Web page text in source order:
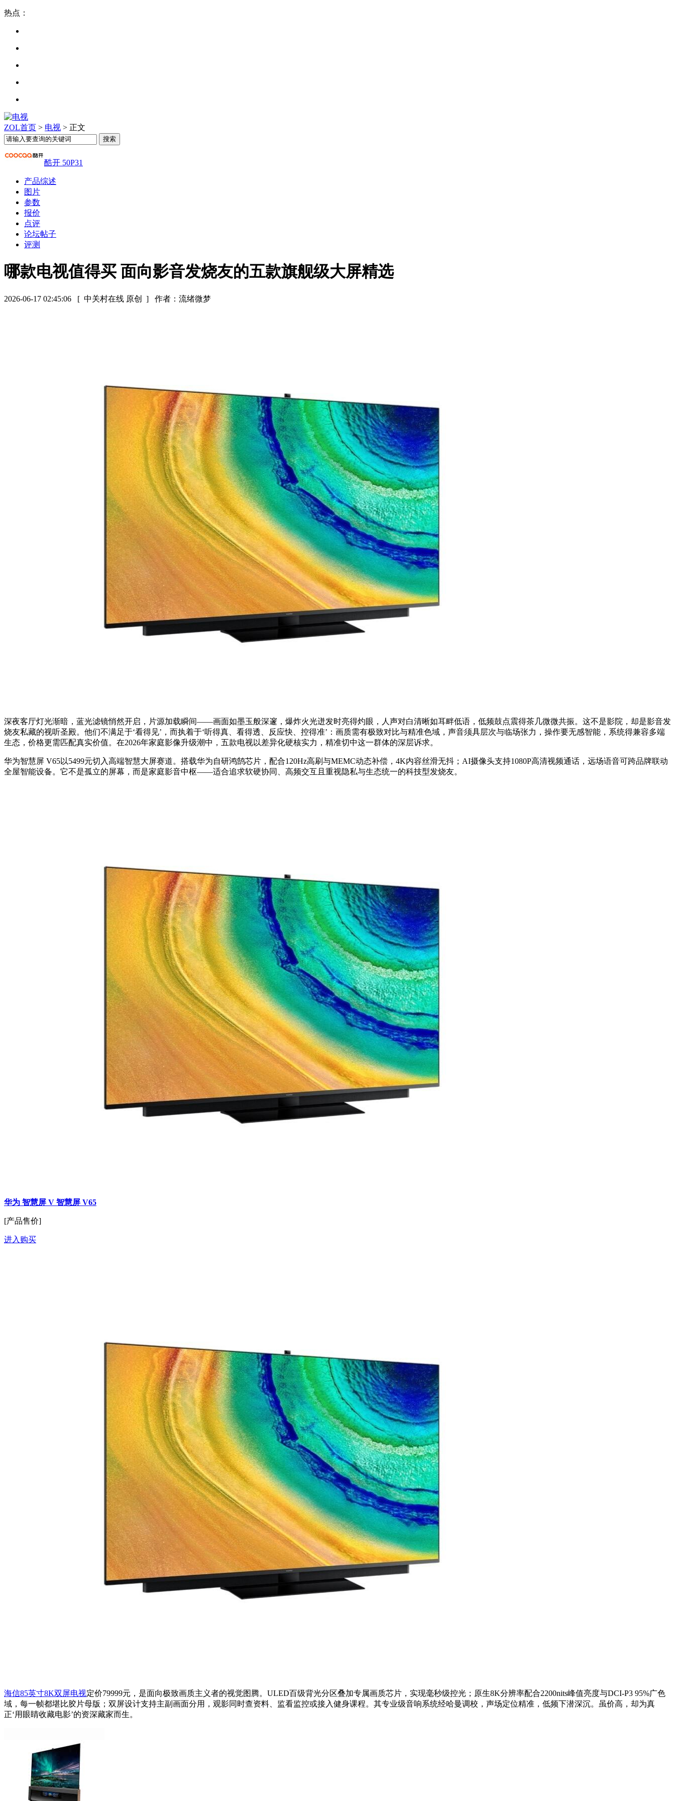
热点：
ZOL首页 > 电视 > 正文
酷开 50P31
产品综述
图片
参数
报价
点评
论坛帖子
评测
哪款电视值得买 面向影音发烧友的五款旗舰级大屏精选
2026-06-17 02:45:06 [ 中关村在线 原创 ] 作者：流绪微梦
深夜客厅灯光渐暗，蓝光滤镜悄然开启，片源加载瞬间——画面如墨玉般深邃，爆炸火光迸发时亮得灼眼，人声对白清晰如耳畔低语，低频鼓点震得茶几微微共振。这不是影院，却是影音发
烧友私藏的视听圣殿。他们不满足于‘看得见’，而执着于‘听得真、看得透、反应快、控得准’：画质需有极致对比与精准色域，声音须具层次与临场张力，操作要无感智能，系统得兼容多端
生态，价格更需匹配真实价值。在2026年家庭影像升级潮中，五款电视以差异化硬核实力，精准切中这一群体的深层诉求。
华为智慧屏 V65以5499元切入高端智慧大屏赛道。搭载华为自研鸿鹄芯片，配合120Hz高刷与MEMC动态补偿，4K内容丝滑无抖；AI摄像头支持1080P高清视频通话，远场语音可跨品牌联动
全屋智能设备。它不是孤立的屏幕，而是家庭影音中枢——适合追求软硬协同、高频交互且重视隐私与生态统一的科技型发烧友。
华为 智慧屏 V 智慧屏 V65
[产品售价]
进入购买
海信85英寸8K双屏电视定价79999元，是面向极致画质主义者的视觉图腾。ULED百级背光分区叠加专属画质芯片，实现毫秒级控光；原生8K分辨率配合2200nits峰值亮度与DCI-P3 95%广色
域，每一帧都堪比胶片母版；双屏设计支持主副画面分用，观影同时查资料、监看监控或接入健身课程。其专业级音响系统经哈曼调校，声场定位精准，低频下潜深沉。虽价高，却为真
正‘用眼睛收藏电影’的资深藏家而生。